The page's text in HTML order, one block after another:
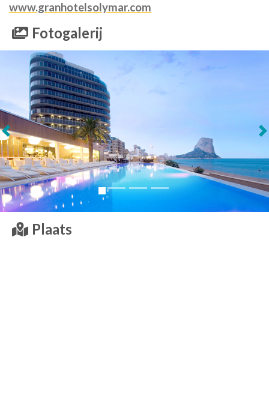
www.granhotelsolymar.com
Fotogalerij
Volgende
Plaats